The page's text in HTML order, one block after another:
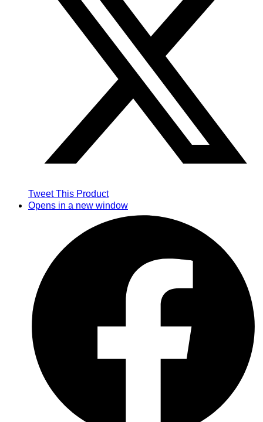
Tweet This Product
Opens in a new window